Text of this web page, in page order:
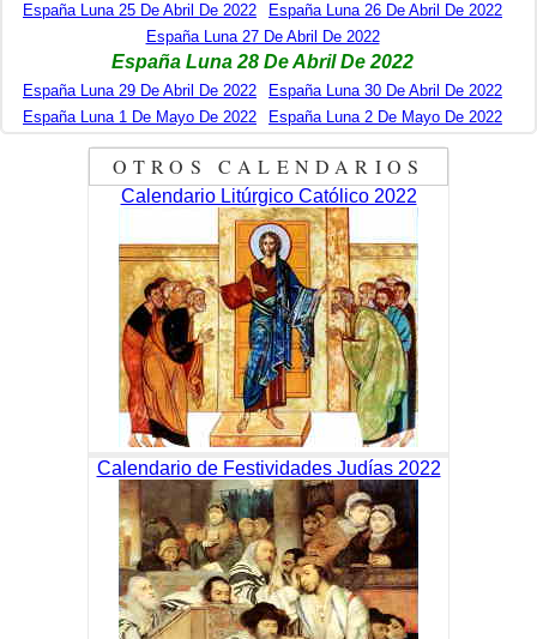
España Luna 25 De Abril De 2022
España Luna 26 De Abril De 2022
España Luna 27 De Abril De 2022
España Luna 28 De Abril De 2022
España Luna 29 De Abril De 2022
España Luna 30 De Abril De 2022
España Luna 1 De Mayo De 2022
España Luna 2 De Mayo De 2022
OTROS CALENDARIOS
Calendario Litúrgico Católico 2022
Calendario de Festividades Judías 2022